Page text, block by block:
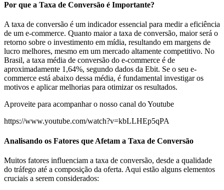
Por que a Taxa de Conversão é Importante?
A taxa de conversão é um indicador essencial para medir a eficiência
de um e-commerce. Quanto maior a taxa de conversão, maior será o
retorno sobre o investimento em mídia, resultando em margens de
lucro melhores, mesmo em um mercado altamente competitivo. No
Brasil, a taxa média de conversão do e-commerce é de
aproximadamente 1,64%, segundo dados da Ebit. Se o seu e-
commerce está abaixo dessa média, é fundamental investigar os
motivos e aplicar melhorias para otimizar os resultados.
Aproveite para acompanhar o nosso canal do Youtube
https://www.youtube.com/watch?v=kbLLHEp5qPA
Analisando os Fatores que Afetam a Taxa de Conversão
Muitos fatores influenciam a taxa de conversão, desde a qualidade
do tráfego até a composição da oferta. Aqui estão alguns elementos
cruciais a serem considerados: